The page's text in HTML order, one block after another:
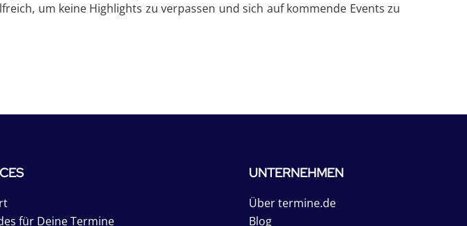
um keine Highlights zu verpassen und sich auf kommende Events zu
für Deine Termine
UNTERNEHMEN
Über termine.de
Blog